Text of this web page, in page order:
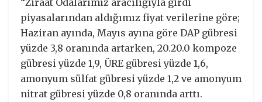
piyasalarından aldığımız fiyat verilerine göre;
Haziran ayında, Mayıs ayına göre DAP gübresi
yüzde 3,8 oranında artarken, 20.20.0 kompoze
gübresi yüzde 1,9, ÜRE gübresi yüzde 1,6,
amonyum sülfat gübresi yüzde 1,2 ve amonyum
nitrat gübresi yüzde 0,8 oranında arttı.